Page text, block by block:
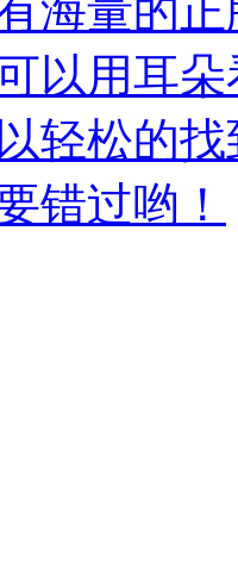
海量的
以用耳
轻松的
错过哟！